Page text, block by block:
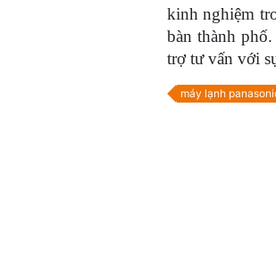
kinh nghiệm
bàn thành
trợ tư vấn với
máy lạnh